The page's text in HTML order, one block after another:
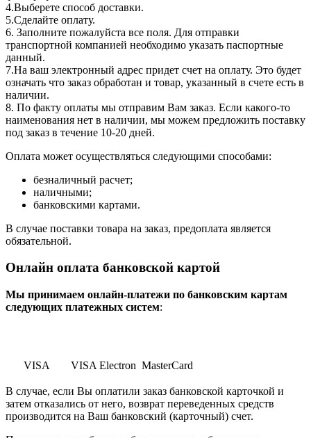
4.Выберете способ доставки.
5.Сделайте оплату.
6. Заполните пожалуйста все поля. Для отправки
транспортной компанией необходимо указать паспортные
данный.
7.На ваш электронный адрес придет счет на оплату. Это будет
означать что заказ обработан и товар, указанный в счете есть в
наличии.
8. По факту оплаты мы отправим Вам заказ. Если какого-то
наименования нет в наличии, мы можем предложить поставку
под заказ в течение 10-20 дней.
Оплата может осуществляться следующими способами:
безналичный расчет;
наличными;
банковскими картами.
В случае поставки товара на заказ, предоплата является
обязательной.
Онлайн оплата банковской картой
Мы принимаем онлайн-платежи по банковским картам
cледующих платежных систем:
VISA VISA Electron MasterCard
В случае, если Вы оплатили заказ банковской карточкой и
затем отказались от него, возврат переведенных средств
производится на Ваш банковский (карточный) счет.